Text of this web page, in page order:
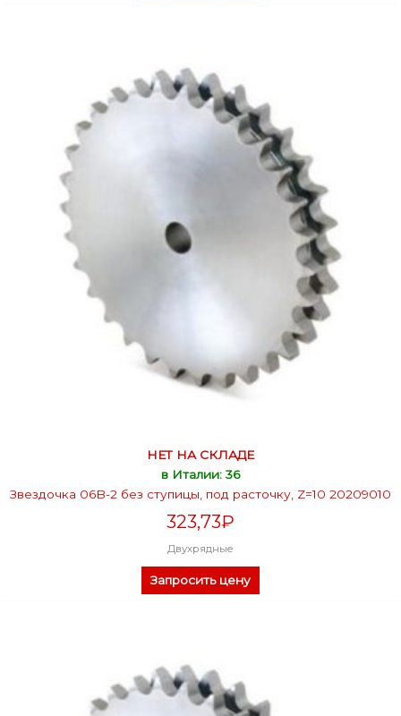
НЕТ НА СКЛАДЕ
в Италии: 36
Звездочка 06B-2 без ступицы, под расточку, Z=10 20209010
323,73₽
Двухрядные
Запросить цену